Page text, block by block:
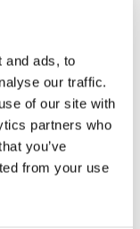
and ads, to
our traffic.
of our site with
partners who
you’ve
from your use